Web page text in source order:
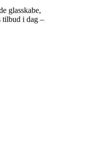
glasskabe,
tilbud i dag –